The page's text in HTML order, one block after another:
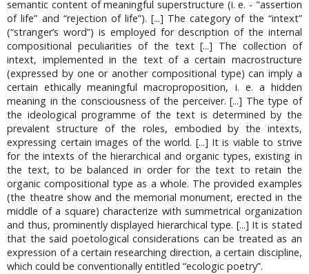
semantic content of meaningful superstructure (i. e. - "assertion
of life” and “rejection of life”). [...] The category of the “intext”
(“stranger’s word”) is employed for description of the internal
compositional peculiarities of the text [...] The collection of
intext, implemented in the text of a certain macrostructure
(expressed by one or another compositional type) can imply a
certain ethically meaningful macroproposition, i. e. a hidden
meaning in the consciousness of the perceiver. [...] The type of
the ideological programme of the text is determined by the
prevalent structure of the roles, embodied by the intexts,
expressing certain images of the world. [...] It is viable to strive
for the intexts of the hierarchical and organic types, existing in
the text, to be balanced in order for the text to retain the
organic compositional type as a whole. The provided examples
(the theatre show and the memorial monument, erected in the
middle of a square) characterize with summetrical organization
and thus, prominently displayed hierarchical type. [...] It is stated
that the said poetological considerations can be treated as an
expression of a certain researching direction, a certain discipline,
which could be conventionally entitled “ecologic poetry”.